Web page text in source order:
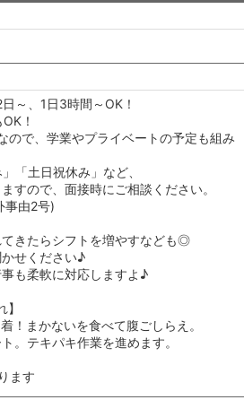
～、1日3時間～OK！
！
で、学業やプライベートの予定も組み
「土日祝休み」など、
すので、面接時にご相談ください。
事由2号)
きたらシフトを増やすなども◎
せください♪
も柔軟に対応しますよ♪
！まかないを食べて腹ごしらえ。
。テキパキ作業を進めます。
ます